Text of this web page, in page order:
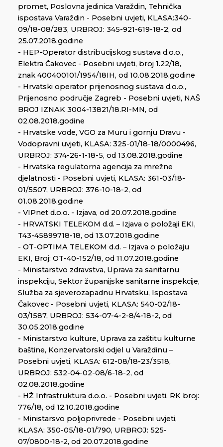
promet, Poslovna jedinica Varaždin, Tehnička
ispostava Varaždin - Posebni uvjeti, KLASA:340-
09/18-08/283, URBROJ: 345-921-619-18-2, od
25.07.2018.godine
- HEP-Operator distribucijskog sustava d.o.o.,
Elektra Čakovec - Posebni uvjeti, broj 1.22/18,
znak 400400101/1954/18IH, od 10.08.2018.godine
- Hrvatski operator prijenosnog sustava d.o.o.,
Prijenosno područje Zagreb - Posebni uvjeti, NAŠ
BROJ IZNAK 3004-13821/18.RI-MN, od
02.08.2018.godine
- Hrvatske vode, VGO za Muru i gornju Dravu -
Vodopravni uvjeti, KLASA: 325-01/18-18/0000496,
URBROJ: 374-26-1-18-5, od 13.08.2018.godine
- Hrvatska regulatorna agencija za mrežne
djelatnosti - Posebni uvjeti, KLASA: 361-03/18-
01/5507, URBROJ: 376-10-18-2, od
01.08.2018.godine
- VIPnet d.o.o. - Izjava, od 20.07.2018.godine
- HRVATSKI TELEKOM d.d. – Izjava o položaji EKI,
T43-45899718-18, od 13.07.2018.godine
- OT-OPTIMA TELEKOM d.d. – Izjava o položaju
EKI, Broj: OT-40-152/18, od 11.07.2018.godine
- Ministarstvo zdravstva, Uprava za sanitarnu
inspekciju, Sektor županijske sanitarne inspekcije,
Služba za sjeverozapadnu Hrvatsku, Ispostava
Čakovec - Posebni uvjeti, KLASA: 540-02/18-
03/1587, URBROJ: 534-07-4-2-8/4-18-2, od
30.05.2018.godine
- Ministarstvo kulture, Uprava za zaštitu kulturne
baštine, Konzervatorski odjel u Varaždinu –
Posebni uvjeti, KLASA: 612-08/18-23/3518,
URBROJ: 532-04-02-08/6-18-2, od
02.08.2018.godine
- HŽ Infrastruktura d.o.o. - Posebni uvjeti, RK broj:
776/18, od 12.10.2018.godine
- Ministarsvo poljoprivrede - Posebni uvjeti,
KLASA: 350-05/18-01/790, URBROJ: 525-
07/0800-18-2, od 20.07.2018.godine